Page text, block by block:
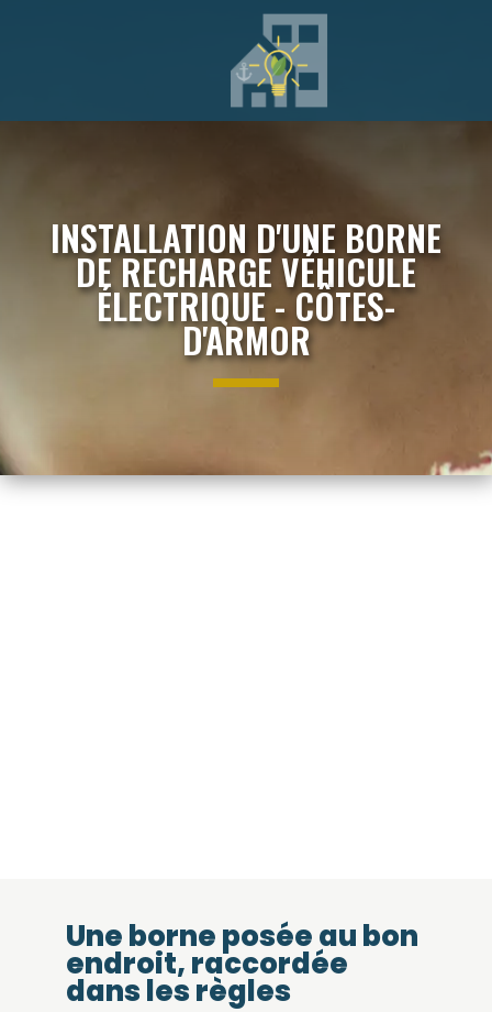
INSTALLATION D'UNE BORNE
DE RECHARGE VÉHICULE
ÉLECTRIQUE - CÔTES-
D'ARMOR
Une borne posée au bon
endroit, raccordée
dans les règles